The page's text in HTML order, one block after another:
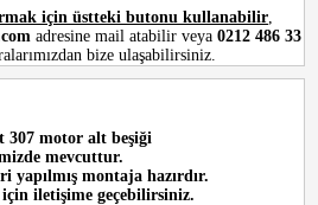
için üstteki butonu kullanabilir
adresine mail atabilir veya 0212 486 33
bize ulaşabilirsiniz.
307 motor alt beşiği
mevcuttur.
yapılmış montaja hazırdır.
iletişime geçebilirsiniz.